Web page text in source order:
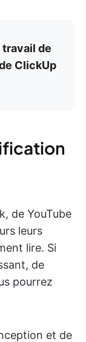
travail de
ClickUp
de YouTube
leurs
lire. Si
de
pourrez
et de